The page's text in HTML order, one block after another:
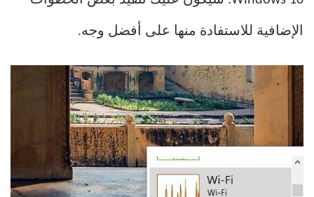
الإضافية للاستفادة منها على أفضل وجه.